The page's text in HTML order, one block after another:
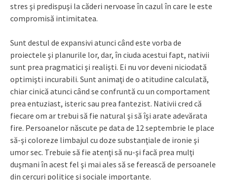
stres şi predispuşi la căderi nervoase în cazul în care le este
compromisă intimitatea.
Sunt destul de expansivi atunci când este vorba de
proiectele şi planurile lor, dar, în ciuda acestui fapt, nativii
sunt prea pragmatici şi realişti. Ei nu vor deveni niciodată
optimişti incurabili. Sunt animaţi de o atitudine calculată,
chiar cinică atunci când se confruntă cu un comportament
prea entuziast, isteric sau prea fantezist. Nativii cred că
fiecare om ar trebui să fie natural şi să îşi arate adevărata
fire. Persoanelor născute pe data de 12 septembrie le place
să-şi coloreze limbajul cu doze substanţiale de ironie şi
umor sec. Trebuie să fie atenţi să nu-şi facă prea mulţi
duşmani în acest fel şi mai ales să se ferească de persoanele
din cercuri politice şi sociale importante.